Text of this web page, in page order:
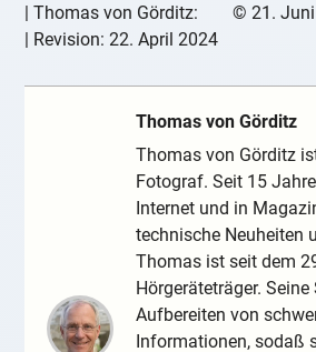
|Thomas von Görditz: © 21.
| Revision:22. April 2024
Thomas von Görditz
Thomas von Görditz
Fotograf. Seit 15
Internet und in
technische Neuheiten
Thomas ist seit dem
Hörgeräteträger.
Aufbereiten von
Informationen, sodaß